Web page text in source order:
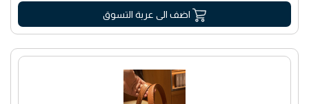
اضف الى عربة التسوق